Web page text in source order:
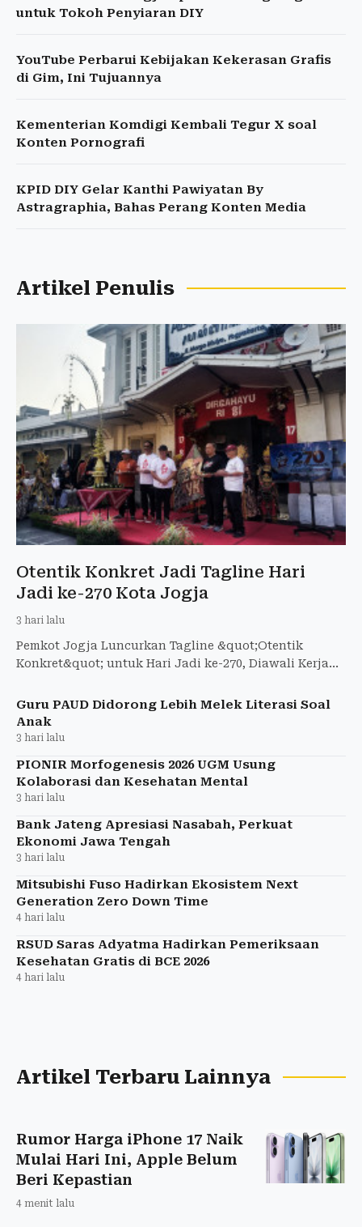
untuk Tokoh Penyiaran DIY
YouTube Perbarui Kebijakan Kekerasan Grafis
di Gim, Ini Tujuannya
Kementerian Komdigi Kembali Tegur X soal
Konten Pornografi
KPID DIY Gelar Kanthi Pawiyatan By
Astragraphia, Bahas Perang Konten Media
Artikel Penulis
Otentik Konkret Jadi Tagline Hari
Jadi ke-270 Kota Jogja
3 hari lalu
Pemkot Jogja Luncurkan Tagline &quot;Otentik
Konkret&quot; untuk Hari Jadi ke-270, Diawali Kerja
Guru PAUD Didorong Lebih Melek Literasi Soal
Anak
3 hari lalu
PIONIR Morfogenesis 2026 UGM Usung
Kolaborasi dan Kesehatan Mental
3 hari lalu
Bank Jateng Apresiasi Nasabah, Perkuat
Ekonomi Jawa Tengah
3 hari lalu
Mitsubishi Fuso Hadirkan Ekosistem Next
Generation Zero Down Time
4 hari lalu
RSUD Saras Adyatma Hadirkan Pemeriksaan
Kesehatan Gratis di BCE 2026
4 hari lalu
Artikel Terbaru Lainnya
Rumor Harga iPhone 17 Naik
Mulai Hari Ini, Apple Belum
Beri Kepastian
4 menit lalu